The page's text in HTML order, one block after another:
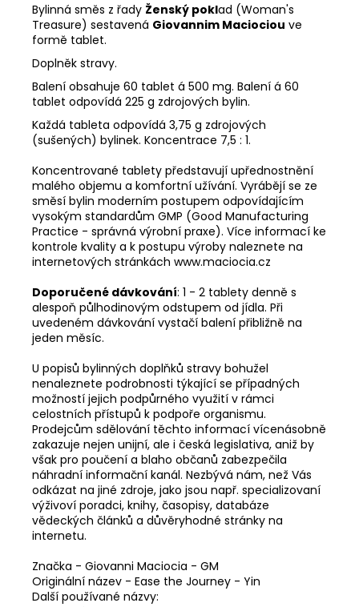
Bylinná směs z řady Ženský poklad (Woman's
Treasure) sestavená Giovannim Maciociou ve
formě tablet.
Doplněk stravy.
Balení obsahuje 60 tablet á 500 mg. Balení á 60
tablet odpovídá 225 g zdrojových bylin.
Každá tableta odpovídá 3,75 g zdrojových
(sušených) bylinek. Koncentrace 7,5 : 1.
Koncentrované tablety představují upřednostnění
malého objemu a komfortní užívání. Vyrábějí se ze
směsí bylin moderním postupem odpovídajícím
vysokým standardům GMP (Good Manufacturing
Practice - správná výrobní praxe). Více informací ke
kontrole kvality a k postupu výroby naleznete na
internetových stránkách www.maciocia.cz
Doporučené dávkování: 1 - 2 tablety denně s
alespoň půlhodinovým odstupem od jídla. Při
uvedeném dávkování vystačí balení přibližně na
jeden měsíc.
U popisů bylinných doplňků stravy bohužel
nenaleznete podrobnosti týkající se případných
možností jejich podpůrného využití v rámci
celostních přístupů k podpoře organismu.
Prodejcům sdělování těchto informací vícenásobně
zakazuje nejen unijní, ale i česká legislativa, aniž by
však pro poučení a blaho občanů zabezpečila
náhradní informační kanál. Nezbývá nám, než Vás
odkázat na jiné zdroje, jako jsou např. specializovaní
výživoví poradci, knihy, časopisy, databáze
vědeckých článků a důvěryhodné stránky na
internetu.
Značka - Giovanni Maciocia - GM
Originální název - Ease the Journey - Yin
Další používané názvy: